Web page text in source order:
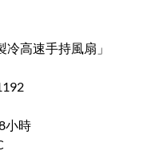
冷高速手持風扇」
小時